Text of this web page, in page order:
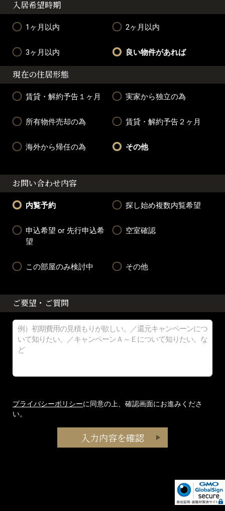
入居希望時期
1ヶ月以内 2ヶ月以内
3ヶ月以内 良い物件があれば
現在の住居形態
賃貸・解約予告１ヶ月 実家から独立の為
所有物件売却の為 賃貸・解約予告２ヶ月
海外から帰任の為 その他
お問い合わせ内容
内覧予約 探し始め複数内覧希望
申込希望 or 先行申込希
望
空室確認
この部屋のみ検討中 その他
ご要望・ご質問
プライバシーポリシーに同意の上、確認画面にお進みくださ
い。